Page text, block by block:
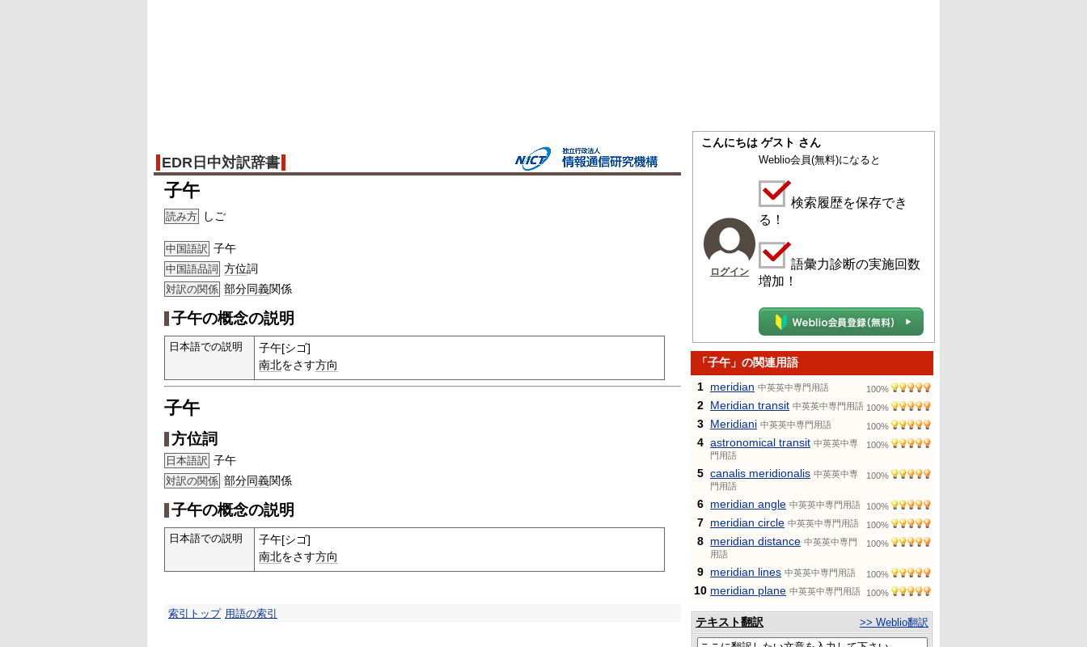
EDR日中対訳辞書
子午
読み方 しご
中国語訳 子午
中国語品詞 方位詞
対訳の関係 部分同義関係
子午の概念の説明
日本語での説明
子午[シゴ]
南北をさす方向
子午
方位詞
日本語訳 子午
対訳の関係 部分同義関係
子午の概念の説明
日本語での説明
子午[シゴ]
南北をさす方向
索引トップ 用語の索引
こんにちは ゲスト さん
ログイン
Weblio会員(無料)になると
検索履歴を保存でき
る！
語彙力診断の実施回数
増加！
「子午」の関連用語
1 meridian 中英英中専門用語 100%
2 Meridian transit 中英英中専門用語 100%
3 Meridiani 中英英中専門用語 100%
4 astronomical transit 中英英中専
門用語
100%
5 canalis meridionalis 中英英中専
門用語
100%
6 meridian angle 中英英中専門用語 100%
7 meridian circle 中英英中専門用語 100%
8 meridian distance 中英英中専門
用語
100%
9 meridian lines 中英英中専門用語 100%
10 meridian plane 中英英中専門用語 100%
テキスト翻訳 >> Weblio翻訳